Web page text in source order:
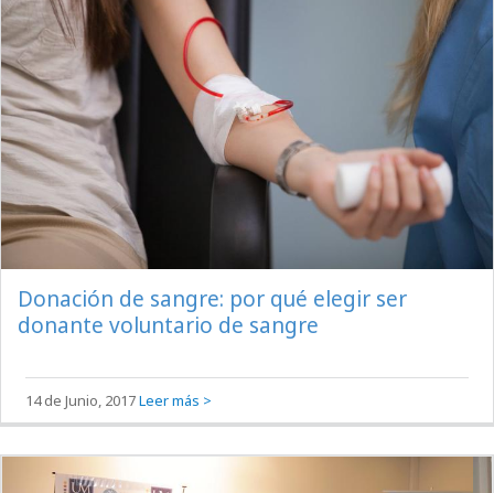
Donación de sangre: por qué elegir ser
donante voluntario de sangre
14 de Junio, 2017Leer más >